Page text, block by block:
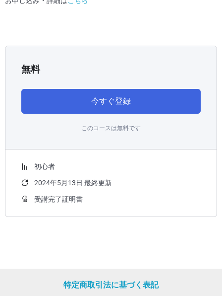
無料
今すぐ登録
このコースは無料です
初心者
2024年5月13日 最終更新
受講完了証明書
特定商取引法に基づく表記